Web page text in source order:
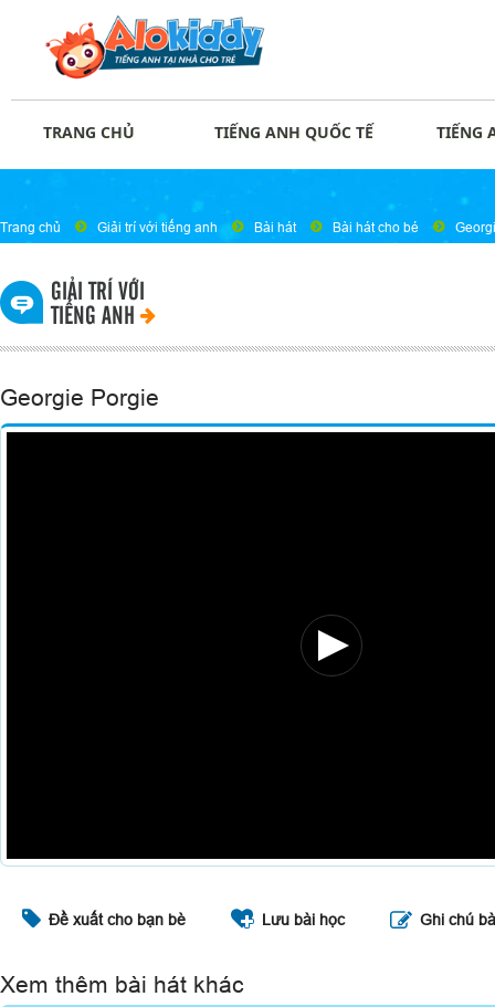
TRANG CHỦ TIẾNG ANH QUỐC TẾ TIẾNG
Trang chủ Giải trí với tiếng anh Bài hát Bài hát cho bé
GIẢI TRÍ VỚI
TIẾNG ANH
Georgie Porgie
Đề xuất cho bạn bè Lưu bài học Ghi chú
Xem thêm bài hát khác